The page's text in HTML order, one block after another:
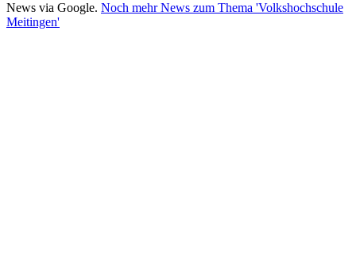
News via Google. Noch mehr News zum Thema 'Volkshochschule
Meitingen'